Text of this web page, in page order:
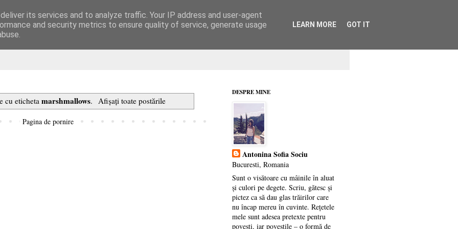
cu etichetamarshmallows. Afișați toate postările
Pagina de pornire
DESPRE MINE
Antonina Sofia Sociu
Bucuresti, Romania
Sunt o visătoare cu mâinile în aluat
și culori pe degete. Scriu, gătesc și
pictez ca să dau glas trăirilor care
nu încap mereu în cuvinte. Rețetele
mele sunt adesea pretexte pentru
povești, iar poveștile – o formă de
its services and to analyze traffic. Your IP address and user-agent
and security metrics to ensure quality of service, generate usage
LEARN MORE GOT IT